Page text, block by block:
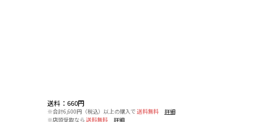
送料： 660円
※合計6,600円（税込）以上の購入で 送料無料
詳細
※店頭受取なら 送料無料 詳細